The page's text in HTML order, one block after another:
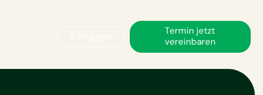
Termin jetzt
vereinbaren